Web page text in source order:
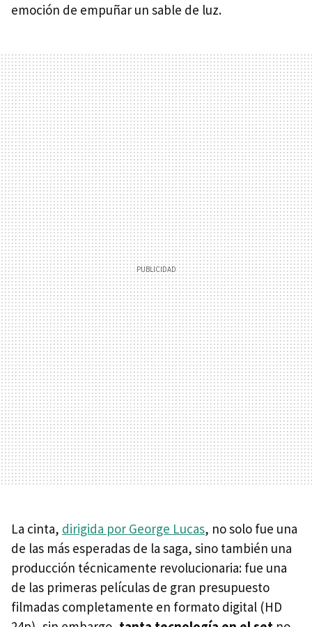
emoción de empuñar un sable de luz.
La cinta, dirigida por George Lucas, no solo fue una
de las más esperadas de la saga, sino también una
producción técnicamente revolucionaria: fue una
de las primeras películas de gran presupuesto
filmadas completamente en formato digital (HD